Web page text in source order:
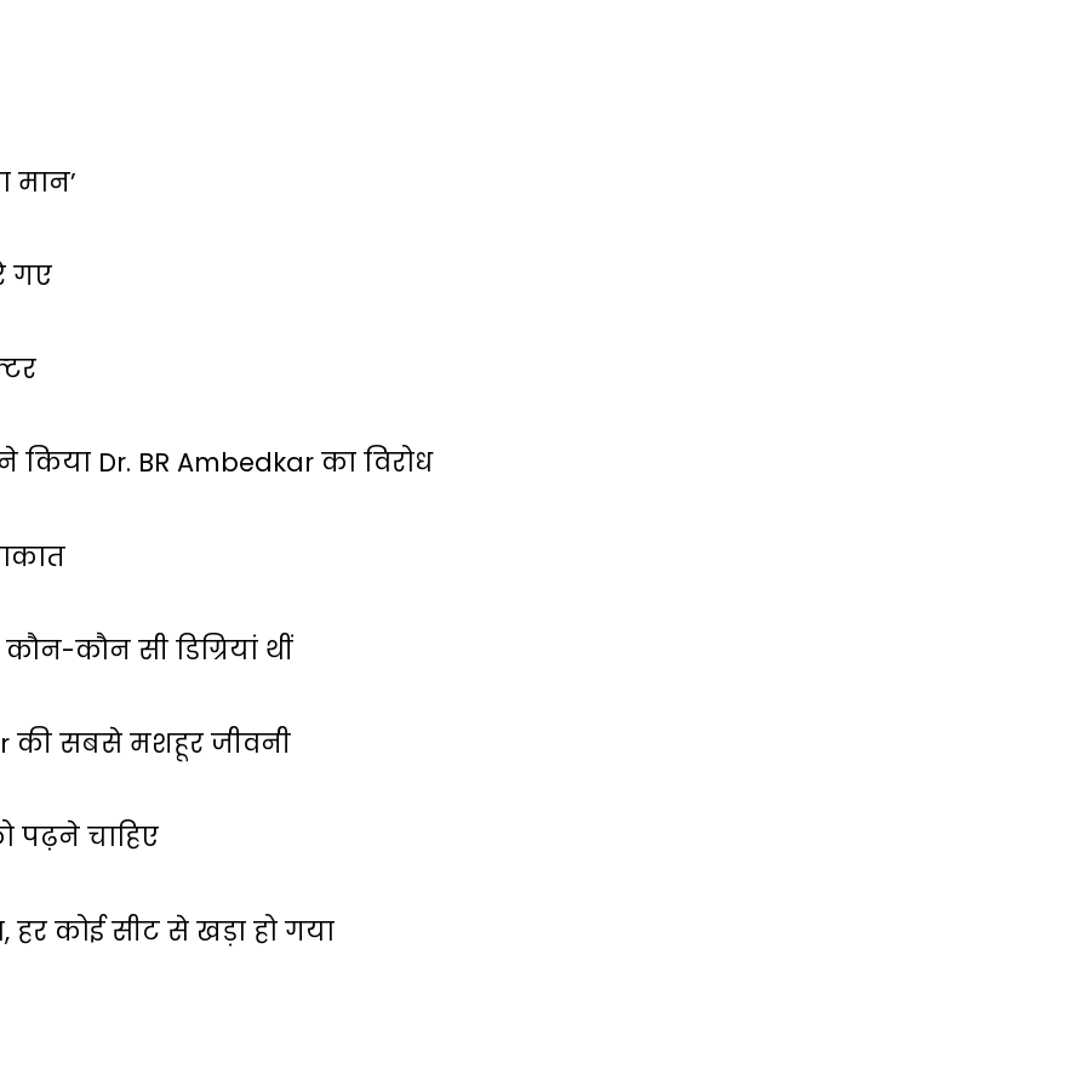
मान’
गए
Dr. BR Ambedkar का विरोध
कौन सी डिग्रियां थीं
की सबसे मशहूर जीवनी
पढ़ने चाहिए
कोई सीट से खड़ा हो गया